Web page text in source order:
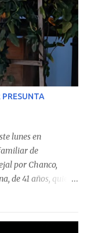
o
por un
y junio de 2025.
de Cauquenes se
este tipo de
casos
de Chanco,
El informe
se registró en
lunes en
de
por Chanco,
de 41 años, quien
horas en el